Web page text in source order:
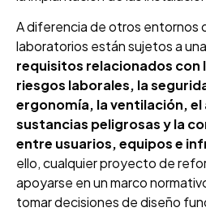
A diferencia de otros entornos
laboratorios están sujetos a
requisitos relacionados con
riesgos laborales, la
ergonomía, la ventilación,
sustancias peligrosas y la
entre usuarios, equipos e
ello, cualquier proyecto de
apoyarse en un marco
tomar decisiones de diseño